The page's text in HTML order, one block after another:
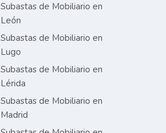
Subastas de Mobiliario en
León
Subastas de Mobiliario en
Lugo
Subastas de Mobiliario en
Lérida
Subastas de Mobiliario en
Madrid